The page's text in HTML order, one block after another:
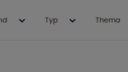
Typ Thema